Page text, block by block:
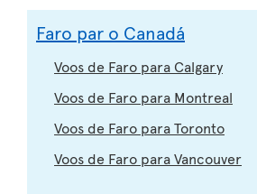
Faro par o Canadá
Voos de Faro para Calgary
Voos de Faro para Montreal
Voos de Faro para Toronto
Voos de Faro para Vancouver